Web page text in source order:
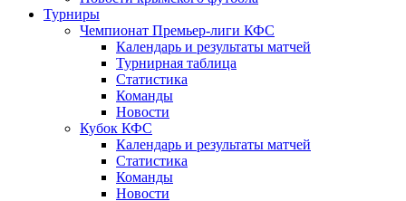
Турниры
Чемпионат Премьер-лиги КФС
Календарь и результаты матчей
Турнирная таблица
Статистика
Команды
Новости
Кубок КФС
Календарь и результаты матчей
Статистика
Команды
Новости